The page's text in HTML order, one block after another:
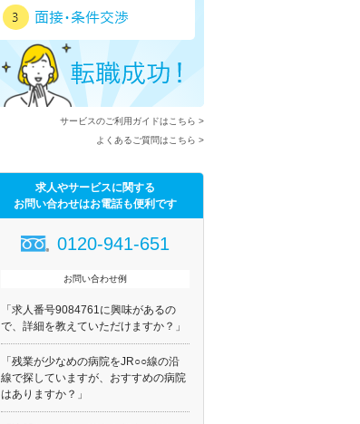
サービスのご利用ガイドはこちら >
よくあるご質問はこちら >
求人やサービスに関する
お問い合わせはお電話も便利です
0120-941-651
お問い合わせ例
「求人番号9084761に興味があるの
で、詳細を教えていただけますか？」
「残業が少なめの病院をJR○○線の沿
線で探していますが、おすすめの病院
はありますか？」